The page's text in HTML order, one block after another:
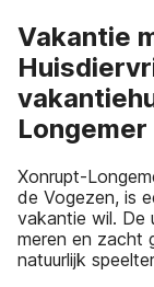
Vakantie
Longemer
Xonrupt-
de Vogezen, is
vakantie wil. De
meren en zacht
natuurlijk